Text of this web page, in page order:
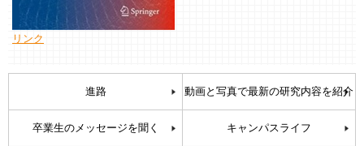
リンク
進路 動画と写真で最新の研究内容を紹介
卒業生のメッセージを聞く キャンパスライフ